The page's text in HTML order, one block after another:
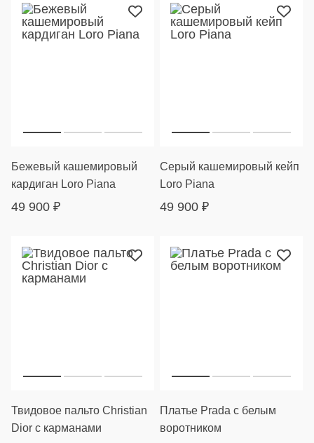
Бежевый кашемировый
кардиган Loro Piana
49 900 ₽
Серый кашемировый кейп
Loro Piana
49 900 ₽
Твидовое пальто Christian
Dior с карманами
Платье Prada с белым
воротником